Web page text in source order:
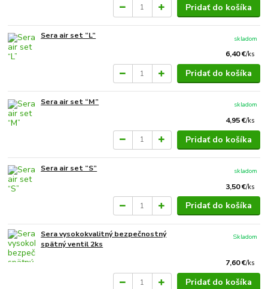
Pridať do košíka
Sera air set “L”
6,40 €/ks
skladom
Pridať do košíka
Sera air set “M”
4,95 €/ks
skladom
Pridať do košíka
Sera air set “S”
3,50 €/ks
skladom
Pridať do košíka
Sera vysokokvalitný bezpečnostný
spätný ventil 2ks
7,60 €/ks
Skladom
Pridať do košíka